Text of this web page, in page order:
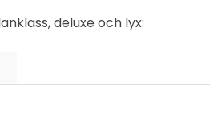
deluxe och lyx: